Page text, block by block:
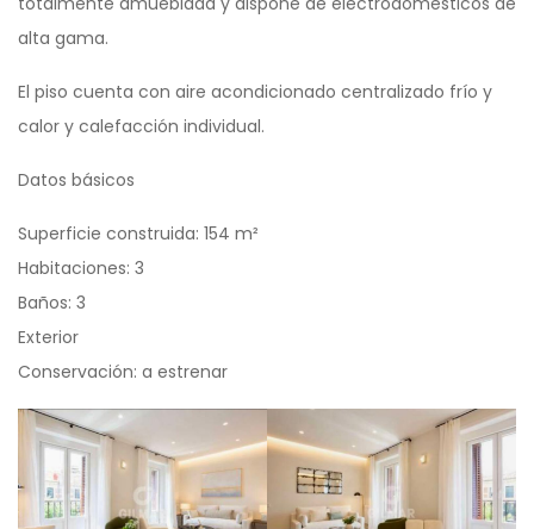
alta gama.
El piso cuenta con aire acondicionado centralizado frío y
calor y calefacción individual.
Datos básicos
Superficie construida: 154 m²
Habitaciones: 3
Baños: 3
Exterior
Conservación: a estrenar